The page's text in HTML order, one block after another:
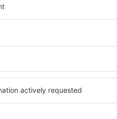
in
Die
der Art des
Gäste nutzen
Kaffeezubehör,
Unterkünften
Parkplätze an der
Restaurant
auswählen. Sie
buchen, die den